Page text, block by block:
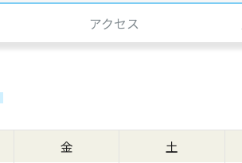
アクセス
金
土